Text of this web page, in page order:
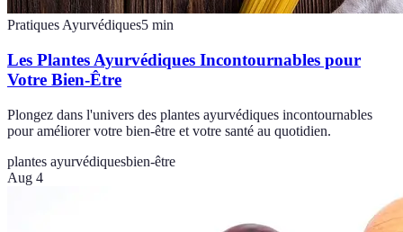
Pratiques Ayurvédiques5 min
Les Plantes Ayurvédiques Incontournables pour
Votre Bien-Être
Plongez dans l'univers des plantes ayurvédiques incontournables
pour améliorer votre bien-être et votre santé au quotidien.
plantes ayurvédiquesbien-être
Aug 4